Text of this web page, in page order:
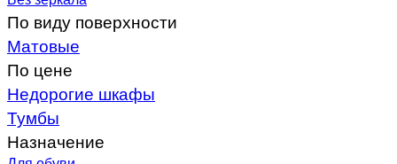
По виду поверхности
Матовые
По цене
Недорогие шкафы
Тумбы
Назначение